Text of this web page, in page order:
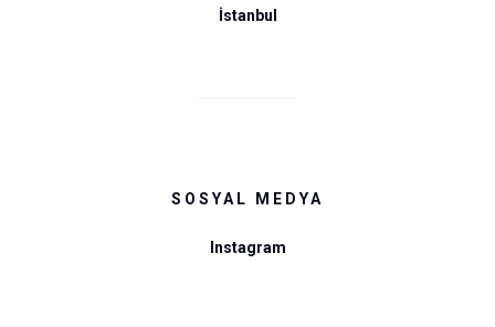
İstanbul
SOSYAL MEDYA
Instagram